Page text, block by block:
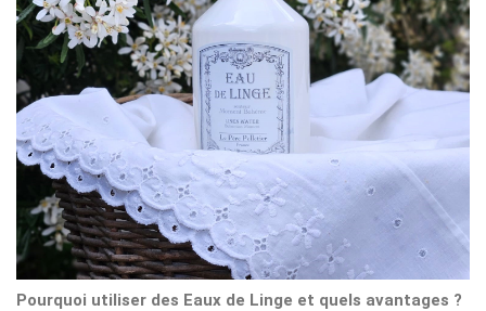
Pourquoi utiliser des Eaux de Linge et quels avantages ?